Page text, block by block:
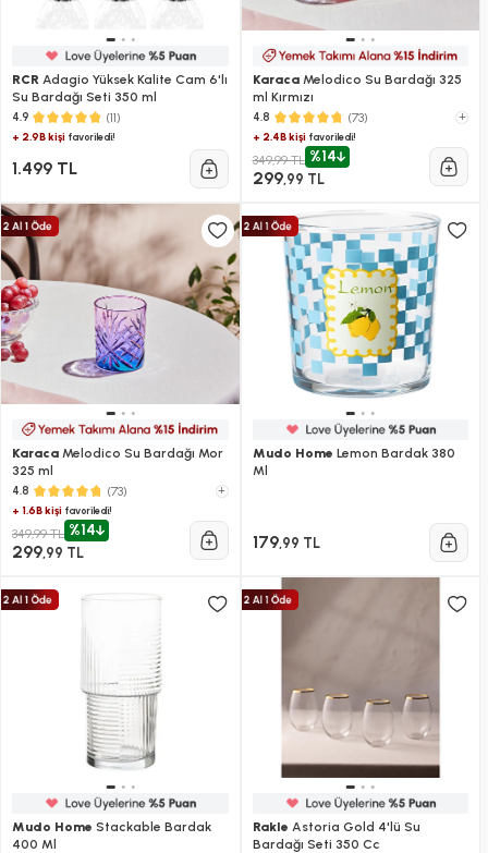
RCR Adagio Yüksek Kalite Cam 6'lı
Su Bardağı Seti 350 ml
4.9 (11)
+ 2.9B kişi favoriledi!
1.499 TL
KaracaMelodico Su Bardağı 325
ml Kırmızı
4.8 (73)
+
+ 2.4B kişifavoriledi!
349,99 TL %14
299,99 TL
Karaca Melodico Su Bardağı Mor
325 ml
4.8 (73)
+
+ 1.6B kişi favoriledi!
349,99 TL %14
299,99 TL
Mudo Home Lemon Bardak 380
Ml
179,99 TL
Mudo Home Stackable Bardak
400 Ml
Rakle Astoria Gold 4'lü Su
Bardağı Seti 350 Cc